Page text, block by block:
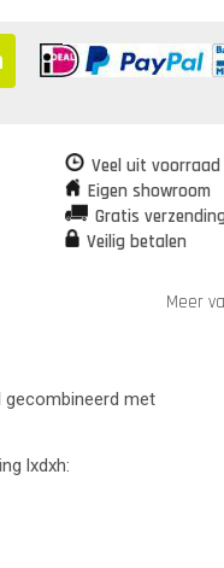
Veel uit
Eigen showroom
Gratis
Veilig betalen
Meer
met
lxdxh: